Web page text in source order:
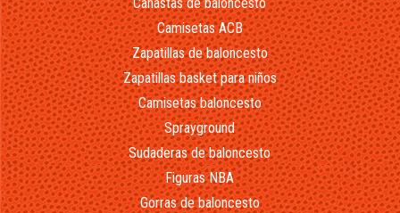
Camisetas ACB
Zapatillas de baloncesto
Zapatillas basket para niños
Camisetas baloncesto
Sprayground
Sudaderas de baloncesto
Figuras NBA
Gorras de baloncesto